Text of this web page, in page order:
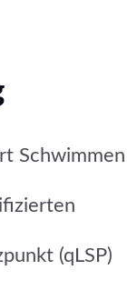
Schwimmen
(qLSP)